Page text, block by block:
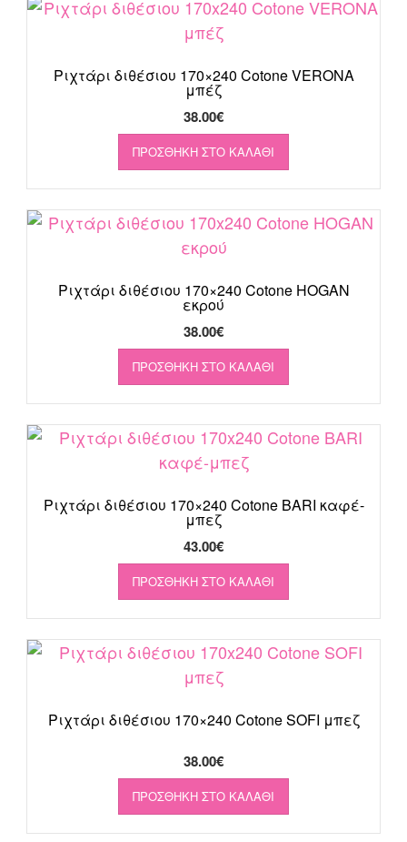
Ριχτάρι διθέσιου 170×240 Cotone VERONA
μπέζ
38.00€
ΠΡΟΣΘΉΚΗ ΣΤΟ ΚΑΛΆΘΙ
Ριχτάρι διθέσιου 170×240 Cotone HOGAN
εκρού
38.00€
ΠΡΟΣΘΉΚΗ ΣΤΟ ΚΑΛΆΘΙ
Ριχτάρι διθέσιου 170×240 Cotone BARI καφέ-
μπεζ
43.00€
ΠΡΟΣΘΉΚΗ ΣΤΟ ΚΑΛΆΘΙ
Ριχτάρι διθέσιου 170×240 Cotone SOFI μπεζ
38.00€
ΠΡΟΣΘΉΚΗ ΣΤΟ ΚΑΛΆΘΙ